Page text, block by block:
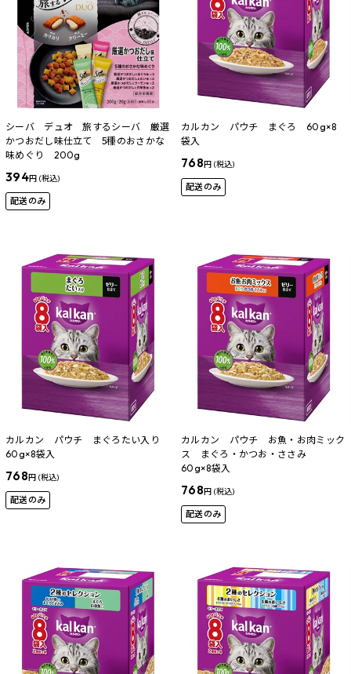
シーバ デュオ 旅するシーバ 厳選
かつおだし味仕立て 5種のおさかな
味めぐり 200g
394円 (税込)
配送のみ
カルカン パウチ まぐろ 60g×8
袋入
768円 (税込)
配送のみ
カルカン パウチ まぐろたい入り
60g×8袋入
768円 (税込)
配送のみ
カルカン パウチ お魚・お肉ミック
ス まぐろ・かつお・ささみ
60g×8袋入
768円 (税込)
配送のみ